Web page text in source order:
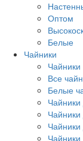
Оптом
Белые
Чайники
Чайники
Все
Белые
Чайники